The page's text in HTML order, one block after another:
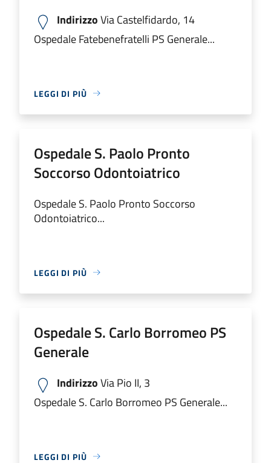
IndirizzoVia Castelfidardo, 14
Ospedale Fatebenefratelli PS Generale...
LEGGI DI PIÙ
Ospedale S. Paolo Pronto
Soccorso Odontoiatrico
Ospedale S. Paolo Pronto Soccorso
Odontoiatrico...
LEGGI DI PIÙ
Ospedale S. Carlo Borromeo PS
Generale
IndirizzoVia Pio II, 3
Ospedale S. Carlo Borromeo PS Generale...
LEGGI DI PIÙ